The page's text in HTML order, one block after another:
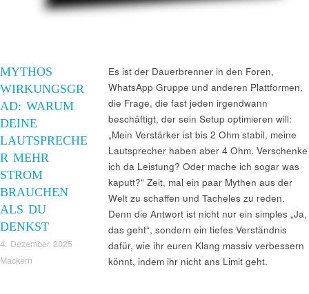
MYTHOS
WIRKUNGSGR
AD: WARUM
DEINE
LAUTSPRECHE
R MEHR
STROM
BRAUCHEN
ALS DU
DENKST
4. Dezember 2025
Mackern
Es ist der Dauerbrenner in den Foren,
WhatsApp Gruppe und anderen Plattformen,
die Frage, die fast jeden irgendwann
beschäftigt, der sein Setup optimieren will:
„Mein Verstärker ist bis 2 Ohm stabil, meine
Lautsprecher haben aber 4 Ohm. Verschenke
ich da Leistung? Oder mache ich sogar was
kaputt?“ Zeit, mal ein paar Mythen aus der
Welt zu schaffen und Tacheles zu reden.
Denn die Antwort ist nicht nur ein simples „Ja,
das geht“, sondern ein tiefes Verständnis
dafür, wie ihr euren Klang massiv verbessern
könnt, indem ihr nicht ans Limit geht.